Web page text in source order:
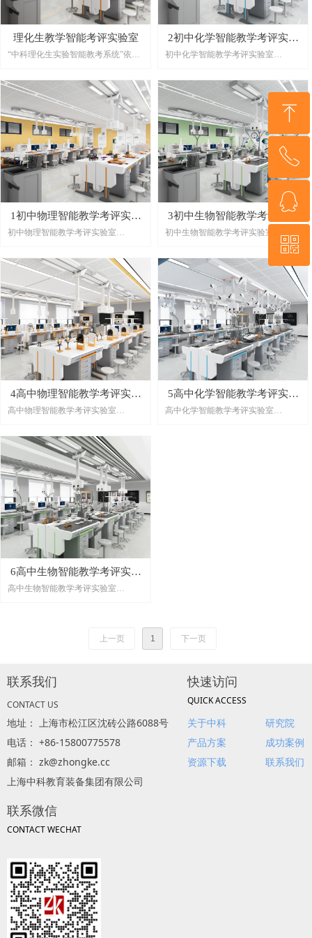
理化生教学智能考评实验室
“中科理化生实验智能教考系统”依托
室建设及应用领域近30 年的积累，深
度理解装备、学校、教研、教学的需
求，基于物理、化学、生物的学科本
质，切实把握实验教学的特点和实际
应用场景，实现对学校、区县、市三
级的实验室、实验仪器、实验教学与
研究、实验教学与实验技能考核等方
面的管理。运用了物联网、云平台技
术、大数据技术和人工智能技术对传
统的实验室、教学模式和考核模式进
行了信息化技术的改造。
中科理化生实验智能教考系统设计
为切入点，通过信息化技术的应用对
老师的教学活动进行管理。借助信息
化硬件和软件的加持，实现对学生日
常实验学习过程的数据采集和评价分
析。利用AI人工智能技术的赋能完成
对实验考核过程的管理和智能评测，
提升实验技能考试的客观性和公平
性。利用大数据分析技术完成对老
师、学生的教学数据和考试数据的智
能分析及可视化呈现，形成地区性的
质量的评估和教育资源的优化。
2初中化学智能教学考评实验
室
初中化学智能教学考评实验室
1初中物理智能教学考评实验
室
初中物理智能教学考评实验室
初中物理电学智慧云兼考场实验室
初中物理光学智慧云兼考场实验室
初中物理力学智慧云兼考场实验室
3初中生物智能教学考评实验
室
初中生物智能教学考评实验室
4高中物理智能教学考评实验
室
高中物理智能教学考评实验室
高中电学物理智慧云兼考场实验室
高中光学物理智慧云兼考场实验室
高中力学物理智慧云兼考场实验室
5高中化学智能教学考评实验
室
高中化学智能教学考评实验室
6高中生物智能教学考评实验
室
高中生物智能教学考评实验室
上一页 1 下一页
联系我们
CONTACT US
地址： 上海市松江区沈砖公路6088号
电话： +86-15800775578
邮箱： zk@zhongke.cc
上海中科教育装备集团有限公司
快速访问
QUICK ACCESS
关于中科
研究院
产品方案
成功案例
资源下载
联系我们
联系微信
CONTACT WECHAT
ꁸ
回到顶部
ꂅ
ꁗ
QQ客服
ꀥ